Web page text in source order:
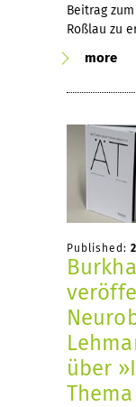
Beitrag
Roßlau zu
more
Published:
über